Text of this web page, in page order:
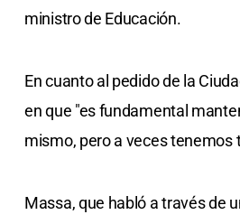
ministro de Educación.
En cuanto al pedido de la
en que "es fundamental
mismo, pero a veces
Massa, que habló a través de